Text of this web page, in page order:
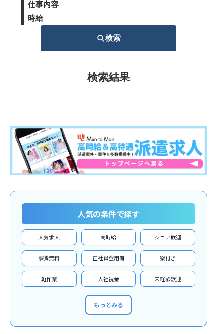
仕事内容
時給
検索
検索結果
人気の条件で探す
人気求人 高時給 シニア歓迎
寮費無料 正社員登用有 寮付き
軽作業 入社祝金 未経験歓迎
もっとみる